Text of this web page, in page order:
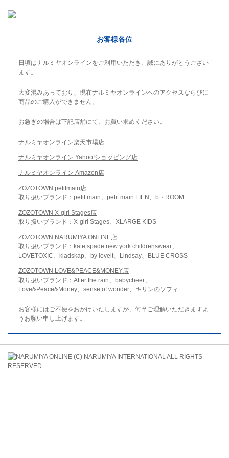
お客様各位
日頃はナルミヤオンラインをご利用いただき、誠にありがとうござい
ます。
大変混みあっており、現在ナルミヤオンラインへのアクセスならびに
商品のご購入ができません。
お急ぎの場合は下記店舗にて、お買い求めください。
ナルミヤオンライン楽天市場店
ナルミヤオンライン Yahoo!ショッピング店
ナルミヤオンライン Amazon店
ZOZOTOWN petitmain店
取り扱いブランド：petit main、petit main LIEN、b・ROOM
ZOZOTOWN X-girl Stages店
取り扱いブランド：X-girl Stages、XLARGE KIDS
ZOZOTOWN NARUMIYA ONLINE店
取り扱いブランド：kate spade new york childrenswear、
LOVETOXIC、kladskap、by loveit、Lindsay、BLUE CROSS
ZOZOTOWN LOVE&PEACE&MONEY店
取り扱いブランド：After the rain、babycheer、
Love&Peace&Money、sense of wonder、キリンのソフィ
お客様にはご不便をおかけいたしますが、何卒ご理解いただきますよ
うお願い申し上げます。